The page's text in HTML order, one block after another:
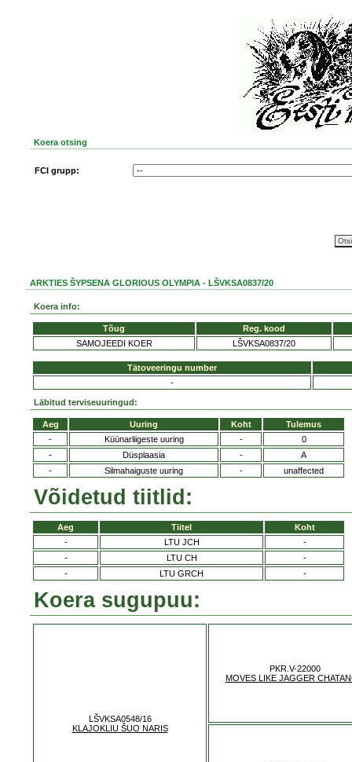
Koera otsing
FCI grupp:
ARKTIES ŠYPSENA GLORIOUS OLYMPIA - LŠVKSA0837/20
Koera info:
Tõug
Reg. kood
SAMOJEEDI KOER
LŠVKSA0837/20
Tätoveeringu number
-
Läbitud terviseuuringud:
Aeg Uuring Koht
Tulemus
-
Küünarliigeste uuring -
0
-
Düsplaasia -
A
-
Silmahaiguste uuring - unaffected
Võidetud tiitlid:
Aeg Tiitel
Koht
-
LTU JCH
-
-
LTU CH
-
-
LTU GRCH -
Koera sugupuu:
LŠVKSA0548/16
KLAJOKLIU ŠUO NARIS
PKR.V-22000
MOVES LIKE JAGGER